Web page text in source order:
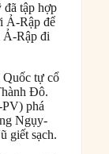
tập hợp
Ả-Rập để
Ả-Rập đi
Quốc tự cổ
Đô.
phá
Ngụy-
giết sạch.